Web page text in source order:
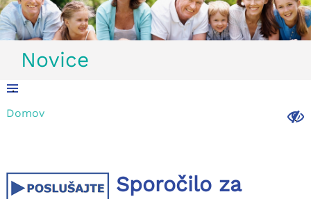
Novice
.
.
Domov
Sporočilo za